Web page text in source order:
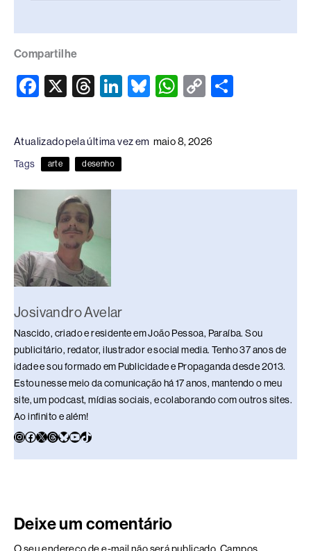
Compartilhe
F
c
e
b
o
o
X
T
e
a
d
s
Li
e
n
Bl
sk
W
at
s
p
C
p
y
n
Atualizado pela última vez em maio 8, 2026
Tags arte desenho
Josivandro Avelar
Nascido, criado e residente em João Pessoa, Paraíba. Sou
publicitário, redator, ilustrador e social media. Tenho 37 anos de
idade e sou formado em Publicidade e Propaganda desde 2013.
Estou nesse meio da comunicação há 17 anos, mantendo o meu
site, um podcast, mídias sociais, e colaborando com outros sites.
Ao infinito e além!
Deixe um comentário